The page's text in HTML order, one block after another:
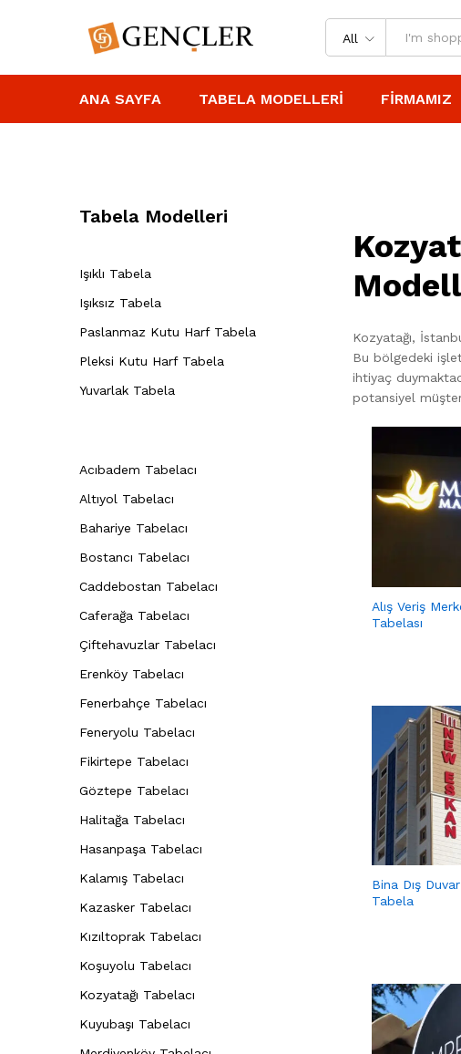
All
ANA SAYFA TABELA MODELLERI FIRMAMIZ
Kozyatağı,
Bu bölgedeki
ihtiyaç
potansiyel
Alış Veriş
Tabelası
Bina Dış Duvar
Tabela
Tabela Modelleri
Işıklı Tabela
Işıksız Tabela
Paslanmaz Kutu Harf Tabela
Pleksi Kutu Harf Tabela
Yuvarlak Tabela
Acıbadem Tabelacı
Altıyol Tabelacı
Bahariye Tabelacı
Bostancı Tabelacı
Caddebostan Tabelacı
Caferağa Tabelacı
Çiftehavuzlar Tabelacı
Erenköy Tabelacı
Fenerbahçe Tabelacı
Feneryolu Tabelacı
Fikirtepe Tabelacı
Göztepe Tabelacı
Halitağa Tabelacı
Hasanpaşa Tabelacı
Kalamış Tabelacı
Kazasker Tabelacı
Kızıltoprak Tabelacı
Koşuyolu Tabelacı
Kozyatağı Tabelacı
Kuyubaşı Tabelacı